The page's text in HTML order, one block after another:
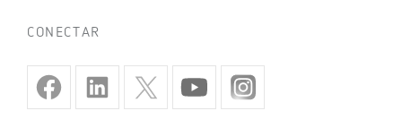
CONECTAR